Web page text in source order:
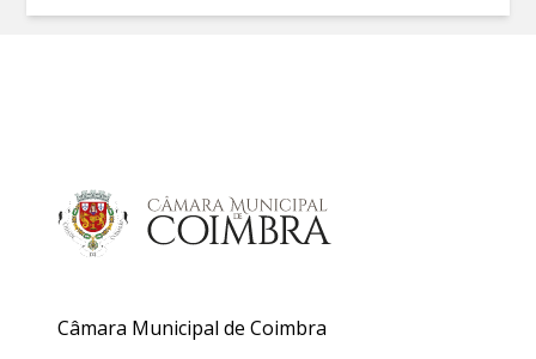
Câmara Municipal de Coimbra